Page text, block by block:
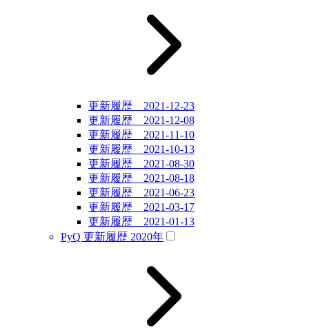
更新履歴 2021-12-23
更新履歴 2021-12-08
更新履歴 2021-11-10
更新履歴 2021-10-13
更新履歴 2021-08-30
更新履歴 2021-08-18
更新履歴 2021-06-23
更新履歴 2021-03-17
更新履歴 2021-01-13
PyQ 更新履歴 2020年